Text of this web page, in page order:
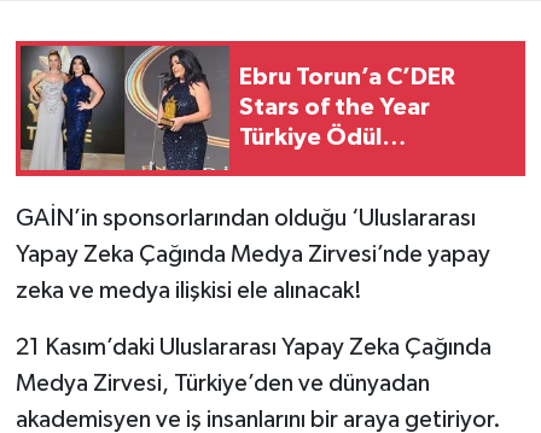
Ebru Torun’a C’DER
Stars of the Year
Türkiye Ödül
GAİN’in sponsorlarından olduğu ‘Uluslararası
Yapay Zeka Çağında Medya Zirvesi’nde yapay
zeka ve medya ilişkisi ele alınacak!
21 Kasım’daki Uluslararası Yapay Zeka Çağında
Medya Zirvesi, Türkiye’den ve dünyadan
akademisyen ve iş insanlarını bir araya getiriyor.